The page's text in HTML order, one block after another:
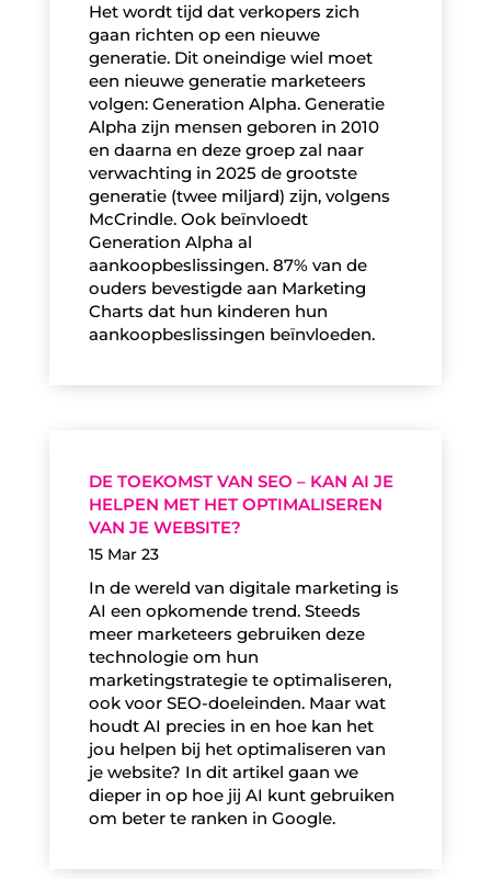
Het wordt tijd dat verkopers zich
gaan richten op een nieuwe
generatie. Dit oneindige wiel moet
een nieuwe generatie marketeers
volgen: Generation Alpha. Generatie
Alpha zijn mensen geboren in 2010
en daarna en deze groep zal naar
verwachting in 2025 de grootste
generatie (twee miljard) zijn, volgens
McCrindle. Ook beïnvloedt
Generation Alpha al
aankoopbeslissingen. 87% van de
ouders bevestigde aan Marketing
Charts dat hun kinderen hun
aankoopbeslissingen beïnvloeden.
DE TOEKOMST VAN SEO – KAN AI JE
HELPEN MET HET OPTIMALISEREN
VAN JE WEBSITE?
15 Mar 23
In de wereld van digitale marketing is
AI een opkomende trend. Steeds
meer marketeers gebruiken deze
technologie om hun
marketingstrategie te optimaliseren,
ook voor SEO-doeleinden. Maar wat
houdt AI precies in en hoe kan het
jou helpen bij het optimaliseren van
je website? In dit artikel gaan we
dieper in op hoe jij AI kunt gebruiken
om beter te ranken in Google.